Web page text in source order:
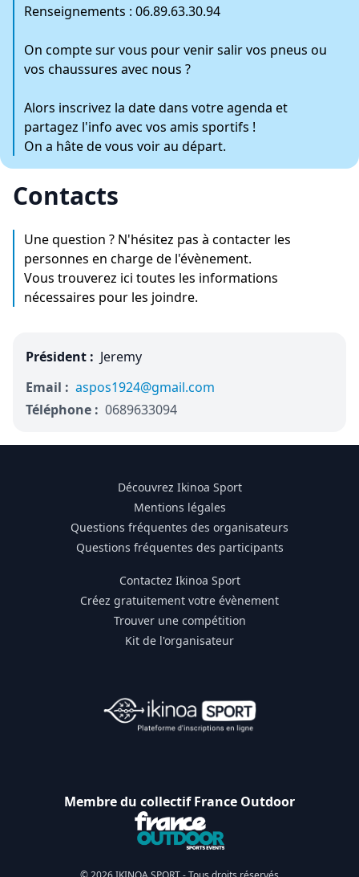
Renseignements : 06.89.63.30.94
On compte sur vous pour venir salir vos pneus ou
vos chaussures avec nous ?
Alors inscrivez la date dans votre agenda et
partagez l'info avec vos amis sportifs !
On a hâte de vous voir au départ.
Contacts
Une question ? N'hésitez pas à contacter les
personnes en charge de l'évènement.
Vous trouverez ici toutes les informations
nécessaires pour les joindre.
Président : Jeremy
Email : aspos1924@gmail.com
Téléphone : 0689633094
Découvrez Ikinoa Sport
Mentions légales
Questions fréquentes des organisateurs
Questions fréquentes des participants
Contactez Ikinoa Sport
Créez gratuitement votre évènement
Trouver une compétition
Kit de l'organisateur
Membre du collectif France Outdoor